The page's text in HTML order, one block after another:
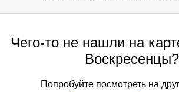
Чего-то не нашли на
Воскресенцы?
Попробуйте посмотреть на